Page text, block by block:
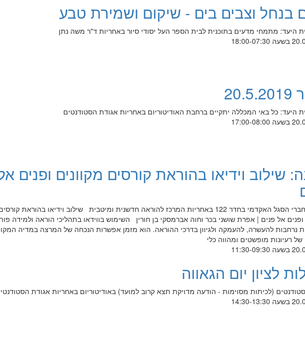
בנחל וצבים בים - שיקום ושמירת טבע
היעד: מתמחי מדעים בתוכנית לבית הספר העל יסודי סיור באחריות ד"ר משה נתן
07:30
היעד: כל באי המכללה יתקיים ברחבת האודיטוריום באחריות אגודת הסטודנטים
08:00
שילוב וידיאו בהוראת קורסים מקוונים ופנים
מיועד לחברי הסגל האקדמי בחדר 122 באחריות המרכז להוראה חדשנית ומיטבית שילוב וידיאו בהוראת
ופנים אל פנים | אפרת שושני בכר וחוה אברמסקי בן חורין השימוש בווידאו בתהליכי הוראה ולמידה
נרחבות להעשרה, להעמקה ולגיוון בדרכי ההוראה. הוא מזמן אפשרות הנכחה של המרצה במדיה
רעיונות מופשטים ומהווה כלי
09:30
לציון יום הגאווה
(לכיתות מסוימות - הודעה מדויקת תצא קרוב למועד) באודיטוריום באחריות אגודת
13:30